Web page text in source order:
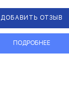
ДОБАВИТЬ ОТЗЫВ
ПОДРОБНЕЕ